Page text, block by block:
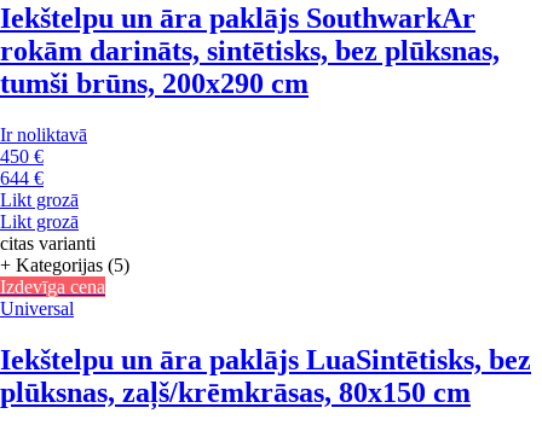
Iekštelpu un āra paklājs SouthwarkAr
rokām darināts, sintētisks, bez plūksnas,
tumši brūns, 200x290 cm
Ir noliktavā
450 €
644 €
Likt grozā
Likt grozā
citas varianti
+ Kategorijas (5)
Izdevīga cena
Universal
Iekštelpu un āra paklājs LuaSintētisks, bez
plūksnas, zaļš/krēmkrāsas, 80x150 cm